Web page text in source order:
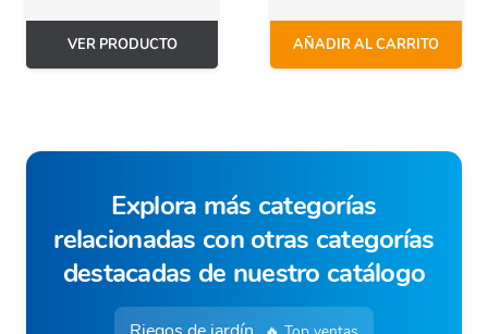
VER PRODUCTO AÑADIR AL CARRITO
Explora más categorías
relacionadas con otras categorías
destacadas de nuestro catálogo